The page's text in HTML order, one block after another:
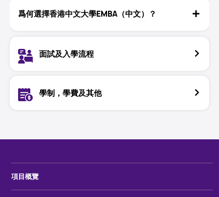
爲何選擇香港中文大學EMBA（中文）？
面試及入學流程
學制，學費及其他
項目概覽